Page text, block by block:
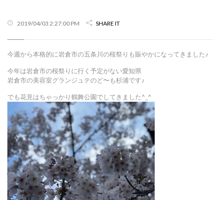
2019/04/03 2:27:00 PM SHARE IT
今週から本格的に岩倉市の五条川の桜祭りも賑やかになってきました♪
今年は岩倉市の桜祭りに行く予定がない愛知県
岩倉市の美容室グランジュテのど〜も杉浦です♪
でも花見はちゃっかり鶴舞公園でしてきました^_^